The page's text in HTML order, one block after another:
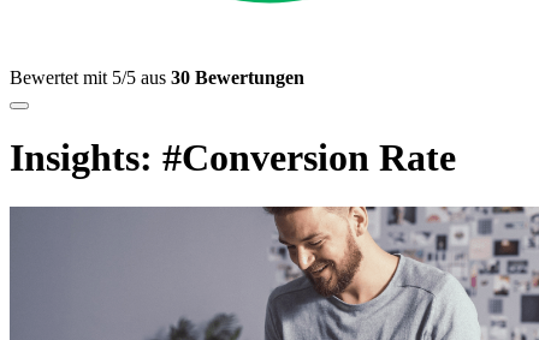
Bewertet mit 5/5 aus 30 Bewertungen
Insights: #Conversion Rate